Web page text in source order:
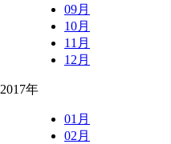
09月
10月
11月
12月
2017年
01月
02月